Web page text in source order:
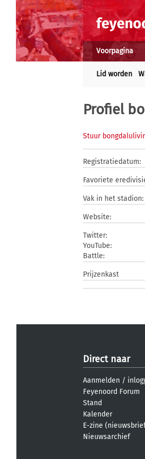
Voorpagina
Lid worden
Profiel
Stuur
Registratiedatum:
Favoriete
Vak in het stadion:
Website:
Twitter:
YouTube:
Battle:
Prijzenkast
Direct naar
Aanmelden /
Feyenoord Forum
Stand
Kalender
E-zine
Nieuwsarchief